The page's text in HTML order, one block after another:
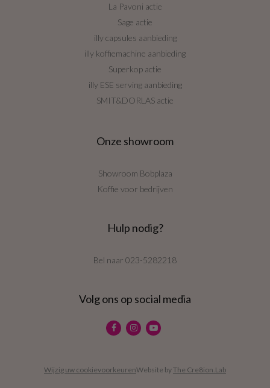
La Pavoni actie
Sage actie
illy capsules aanbieding
illy koffiemachine aanbieding
Superkop actie
illy ESE serving aanbieding
SMIT&DORLAS actie
Onze showroom
Showroom Bobplaza
Koffie voor bedrijven
Hulp nodig?
Bel naar 023-5282218
Volg ons op social media
Wijzig uw cookievoorkeurenWebsite byThe Cre8ion.Lab